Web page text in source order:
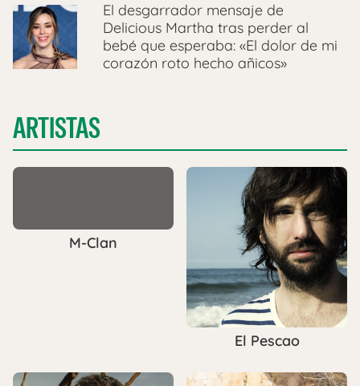
El desgarrador mensaje de
Delicious Martha tras perder al
bebé que esperaba: «El dolor de mi
corazón roto hecho añicos»
ARTISTAS
M-Clan
El Pescao